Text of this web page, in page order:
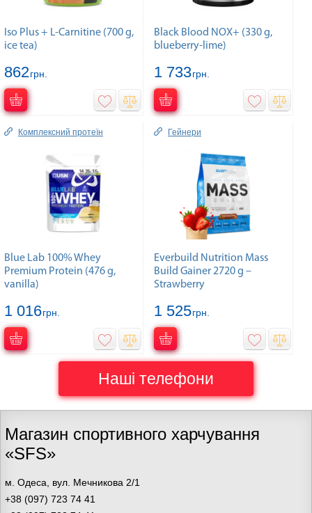
Iso Plus + L-Carnitine (700 g,
ice tea)
862грн.
Black Blood NOX+ (330 g,
blueberry-lime)
1 733грн.
Комплексний протеїн
Blue Lab 100% Whey
Premium Protein (476 g,
vanilla)
1 016грн.
Гейнери
Everbuild Nutrition Mass
Build Gainer 2720 g –
Strawberry
1 525грн.
Наші телефони
Магазин спортивного харчування
«SFS»
м. Одеса, вул. Мечникова 2/1
+38 (097) 723 74 41